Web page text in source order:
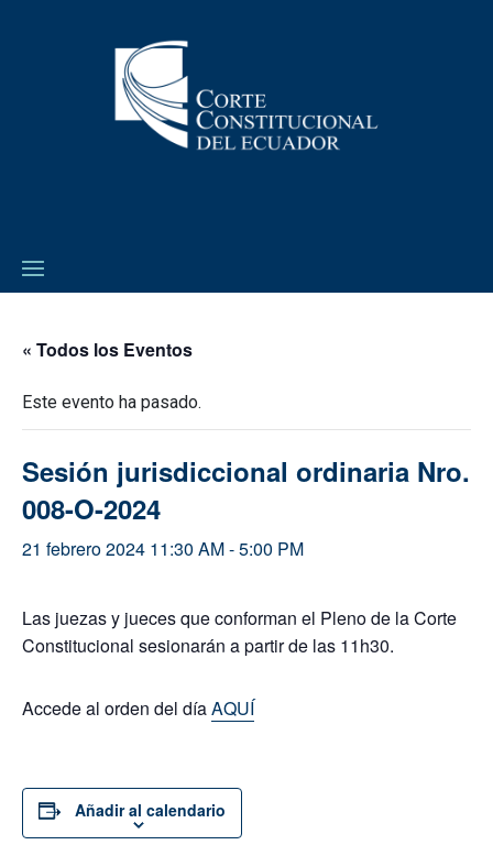
« Todos los Eventos
Este evento ha pasado.
Sesión jurisdiccional ordinaria Nro.
008-O-2024
21 febrero 2024 11:30 AM-5:00 PM
Las juezas y jueces que conforman el Pleno de la Corte
Constitucional sesionarán a partir de las 11h30.
Accede al orden del díaAQUÍ
Añadir al calendario